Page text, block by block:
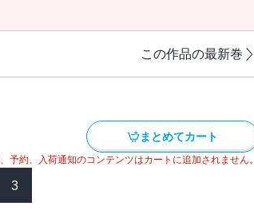
この作品の最新巻
まとめてカート
予約、入荷通知のコンテンツはカートに追加されません。
3